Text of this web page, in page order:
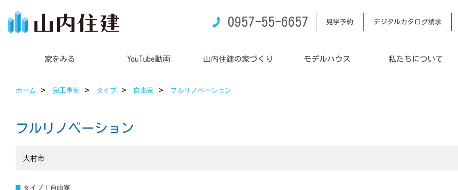
0957-55-6657 見学予約 デジタルカタログ請求
家をみる YouTube動画 山内住建の家づくり モデルハウス 私たちについて
ホーム 完工事例 タイプ 自由家 フルリノベーション
フルリノベーション
大村市
タイプ｜自由家